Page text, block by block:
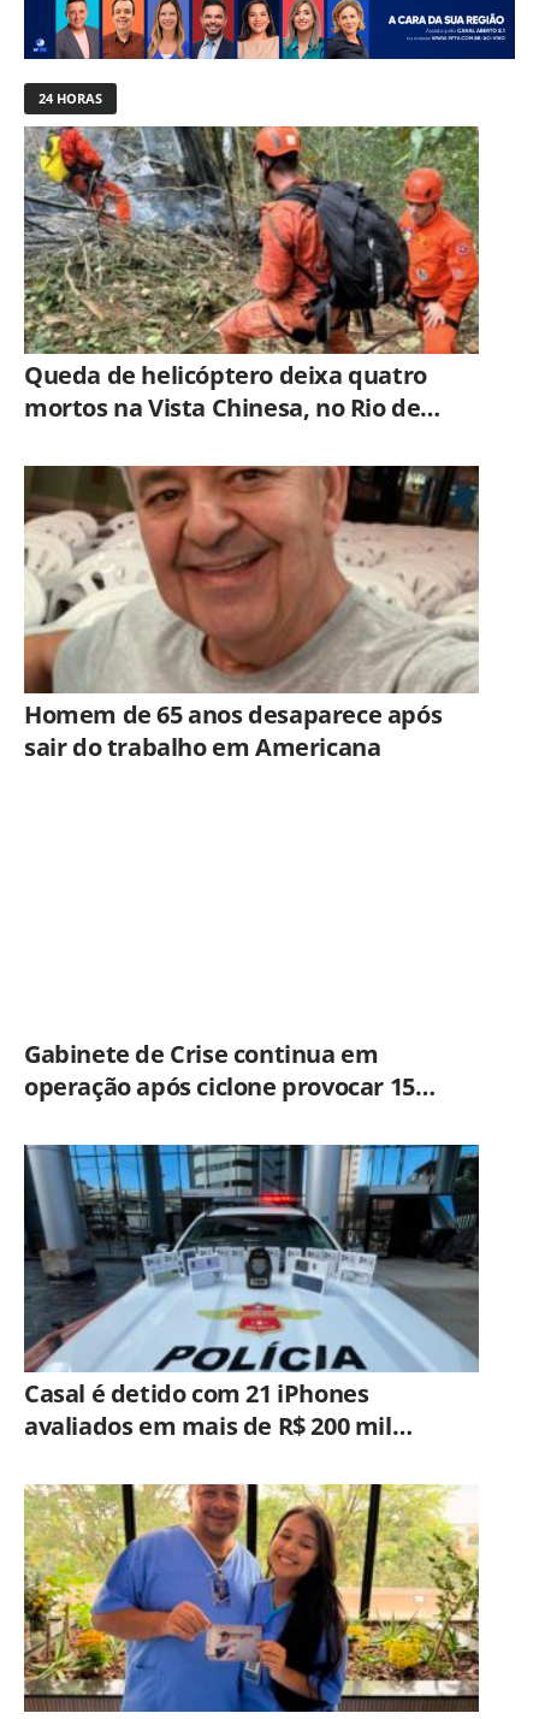
24 HORAS
Queda de helicóptero deixa quatro
mortos na Vista Chinesa, no Rio de
Homem de 65 anos desaparece após
sair do trabalho em Americana
Gabinete de Crise continua em
operação após ciclone provocar 15
Casal é detido com 21 iPhones
avaliados em mais de R$ 200 mil
Campinas